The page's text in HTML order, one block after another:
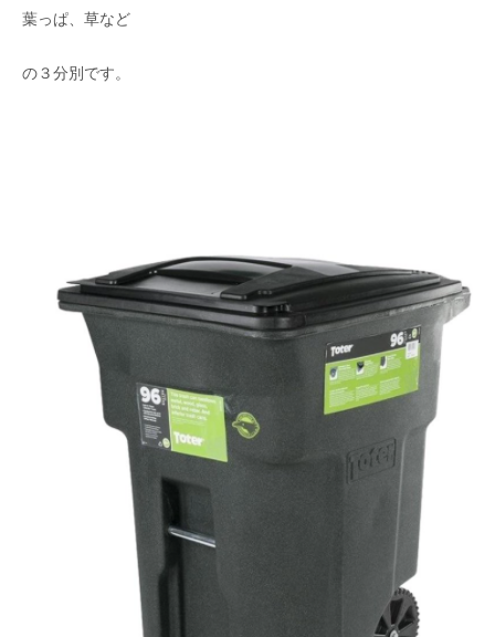
葉っぱ、草など
の３分別です。